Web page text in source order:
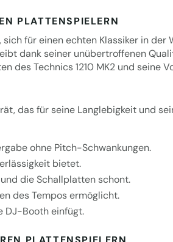
PLATTENSPIELERN
für einen echten Klassiker in der
dank seiner unübertroffenen
des Technics 1210 MK2 und seine
das für seine Langlebigkeit und
ohne Pitch-Schwankungen.
bietet.
die Schallplatten schont.
des Tempos ermöglicht.
DJ-Booth einfügt.